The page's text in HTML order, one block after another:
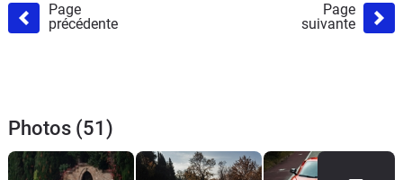
Page
précédente
Page
suivante
Photos (51)